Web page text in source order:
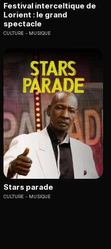
Festival interceltique de
Lorient : le grand
spectacle
CULTURE MUSIQUE
Stars parade
CULTURE MUSIQUE